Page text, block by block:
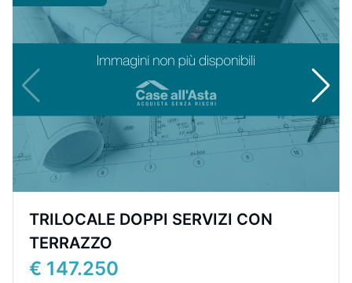
TRILOCALE DOPPI SERVIZI CON
TERRAZZO
€ 147.250